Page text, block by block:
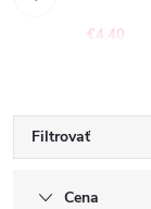
€4,40
Filtrovať
Cena